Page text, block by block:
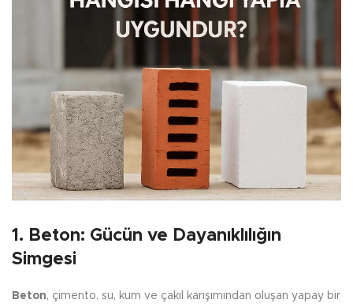
1. Beton: Gücün ve Dayanıklılığın
Simgesi
Beton, çimento, su, kum ve çakıl karışımından oluşan yapay bir